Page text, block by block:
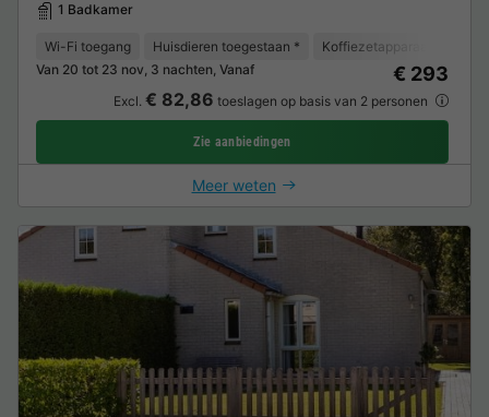
1 Badkamer
Wi-Fi toegang Huisdieren toegestaan * Koffiezetapparaat
Van 20 tot 23 nov, 3 nachten, Vanaf
€ 293
Excl. € 82,86 toeslagen op basis van 2 personen
Zie aanbiedingen
Meer weten